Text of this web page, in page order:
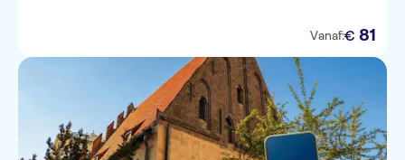
Vanaf:€ 81